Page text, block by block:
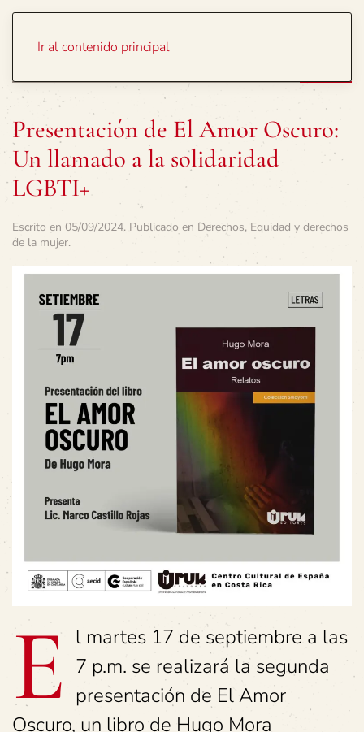
Ir al contenido principal
Presentación de El Amor Oscuro:
Un llamado a la solidaridad
LGBTI+
Escrito en 05/09/2024. Publicado en Derechos, Equidad y derechos
de la mujer.
E l martes 17 de septiembre a las
7 p.m. se realizará la segunda
presentación de El Amor
Oscuro, un libro de Hugo Mora